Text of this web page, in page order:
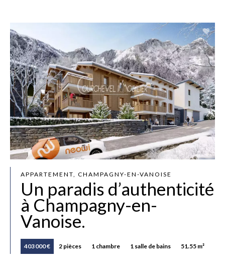
APPARTEMENT, CHAMPAGNY-EN-VANOISE
Un paradis d’authenticité
à Champagny-en-
Vanoise.
403 000 € 2 pièces 1 chambre 1 salle de bains 51.55 m²